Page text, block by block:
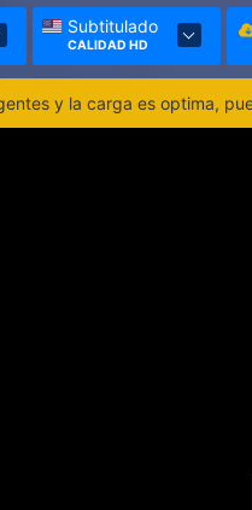
Subtitulado
CALIDAD HD
y la carga es optima,